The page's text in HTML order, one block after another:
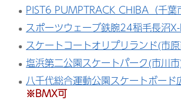
PIST6 PUMPTRACK CHIBA（千葉
スポーツウェーブ鉄腕24稲毛長沼
スケートコートオリプリランド(市
塩浜第二公園スケートパーク(市川
八千代総合運動公園スケートボード
※BMX可